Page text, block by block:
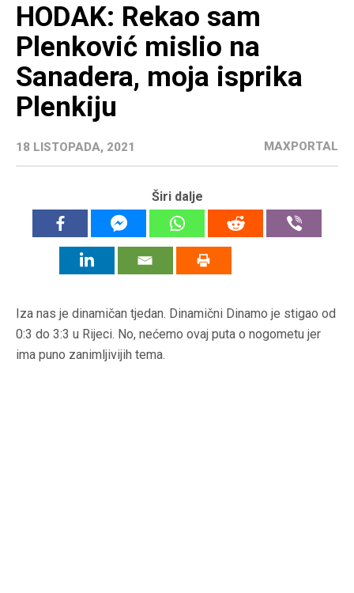
HODAK: Rekao sam
Plenković mislio na
Sanadera, moja isprika
Plenkiju
18 LISTOPADA, 2021 MAXPORTAL
Širi dalje
Iza nas je dinamičan tjedan. Dinamični Dinamo je stigao od
0:3 do 3:3 u Rijeci. No, nećemo ovaj puta o nogometu jer
ima puno zanimljivijih tema.